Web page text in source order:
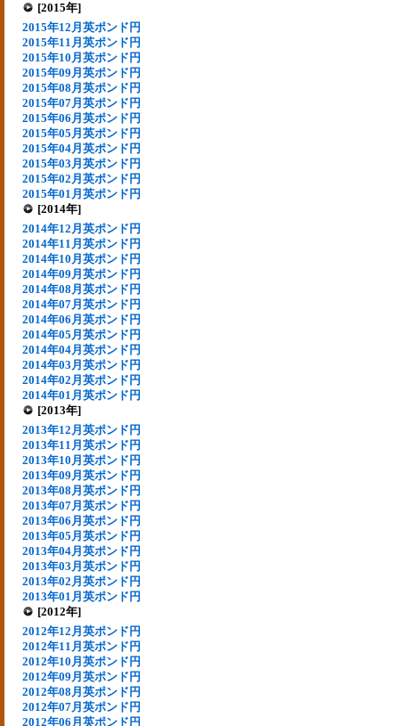
[2015年]
2015年12月英ポンド円
2015年11月英ポンド円
2015年10月英ポンド円
2015年09月英ポンド円
2015年08月英ポンド円
2015年07月英ポンド円
2015年06月英ポンド円
2015年05月英ポンド円
2015年04月英ポンド円
2015年03月英ポンド円
2015年02月英ポンド円
2015年01月英ポンド円
[2014年]
2014年12月英ポンド円
2014年11月英ポンド円
2014年10月英ポンド円
2014年09月英ポンド円
2014年08月英ポンド円
2014年07月英ポンド円
2014年06月英ポンド円
2014年05月英ポンド円
2014年04月英ポンド円
2014年03月英ポンド円
2014年02月英ポンド円
2014年01月英ポンド円
[2013年]
2013年12月英ポンド円
2013年11月英ポンド円
2013年10月英ポンド円
2013年09月英ポンド円
2013年08月英ポンド円
2013年07月英ポンド円
2013年06月英ポンド円
2013年05月英ポンド円
2013年04月英ポンド円
2013年03月英ポンド円
2013年02月英ポンド円
2013年01月英ポンド円
[2012年]
2012年12月英ポンド円
2012年11月英ポンド円
2012年10月英ポンド円
2012年09月英ポンド円
2012年08月英ポンド円
2012年07月英ポンド円
2012年06月英ポンド円